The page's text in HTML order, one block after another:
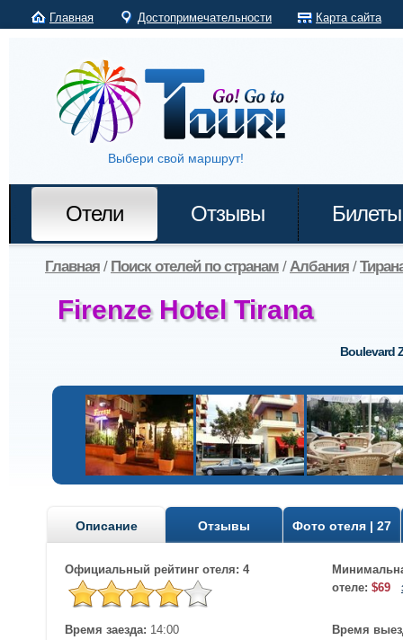
Главная Достопримечательности Карта сайта
Выбери свой маршрут!
Отели Отзывы Билеты
Главная / Поиск отелей по странам /Албания /
Firenze Hotel Tirana
Boulevard
Описание Отзывы Фото отеля | 27
Официальный рейтинг отеля: 4
отеле: $69
Время заезда: 14:00 Время